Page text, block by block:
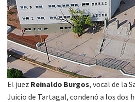
El juez Reinaldo Burgos, vocal de la
Juicio de Tartagal, condenó a los dos